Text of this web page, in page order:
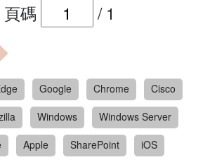
頁碼 / 1
Google Chrome
Cisco
Windows
Windows Server
Apple SharePoint
iOS